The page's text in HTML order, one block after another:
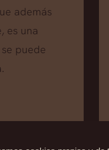
además
es una
puede